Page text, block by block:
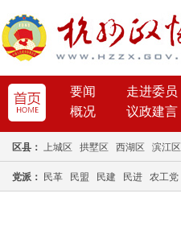
要闻 走进委员
概况
议政建言
区县： 上城区 拱墅区 西湖区 滨江区
党派： 民革 民盟 民建 民进 农工党